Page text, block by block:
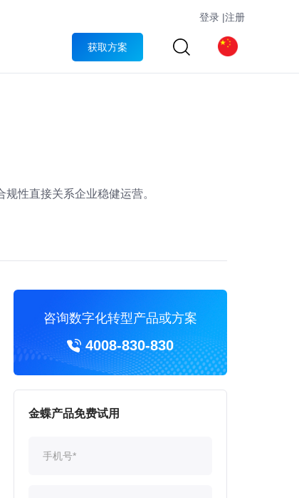
登录 |注册
获取方案
性直接关系企业稳健运营。
咨询数字化转型产品或方案
4008-830-830
金蝶产品免费试用